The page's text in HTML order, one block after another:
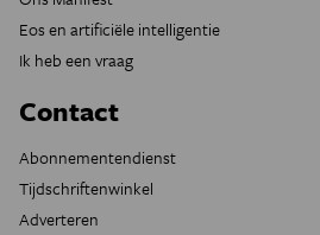
Eos en artificiële intelligentie
Ik heb een vraag
Contact
Abonnementendienst
Tijdschriftenwinkel
Adverteren